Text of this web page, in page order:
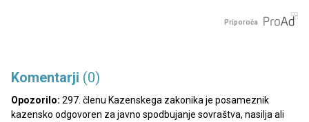
Priporoča
Komentarji (0)
Opozorilo: 297. členu Kazenskega zakonika je posameznik
kazensko odgovoren za javno spodbujanje sovraštva, nasilja ali